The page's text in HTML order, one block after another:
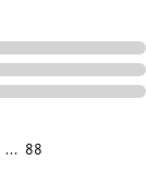
... 88